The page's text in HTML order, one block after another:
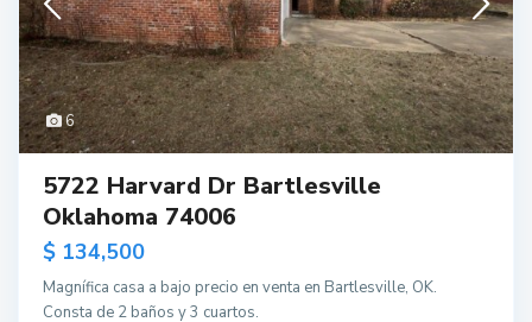
6
5722 Harvard Dr Bartlesville
Oklahoma 74006
$ 134,500
Magnífica casa a bajo precio en venta en Bartlesville, OK.
Consta de 2 baños y 3 cuartos.